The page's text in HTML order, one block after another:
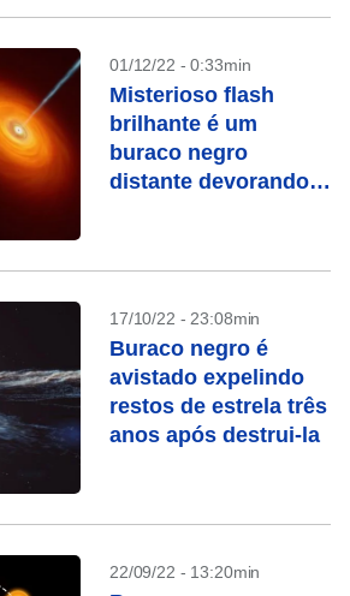
01/12/22 - 0:33min
Misterioso flash
brilhante é um
buraco negro
distante devorando
17/10/22 - 23:08min
Buraco negro é
avistado expelindo
restos de estrela três
anos após destrui-la
22/09/22 - 13:20min